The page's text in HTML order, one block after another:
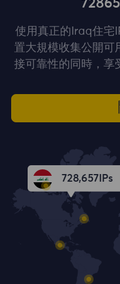
使用真正的Iraq住宅
置大規模收集公開可
接可靠性的同時，享
728,658 IPs